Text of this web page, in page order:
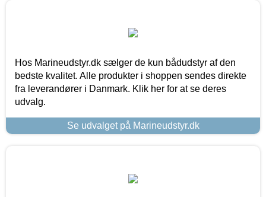
Hos Marineudstyr.dk sælger de kun bådudstyr af den
bedste kvalitet. Alle produkter i shoppen sendes direkte
fra leverandører i Danmark. Klik her for at se deres
udvalg.
Se udvalget på Marineudstyr.dk